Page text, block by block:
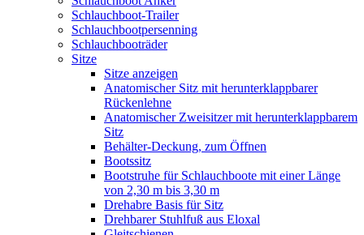
Schlauchboot-Trailer
Schlauchbootpersenning
Schlauchbooträder
Sitze
Sitze anzeigen
Anatomischer Sitz mit herunterklappbarer
Rückenlehne
Anatomischer Zweisitzer mit herunterklappbarem
Sitz
Behälter-Deckung, zum Öffnen
Bootssitz
Bootstruhe für Schlauchboote mit einer Länge
von 2,30 m bis 3,30 m
Drehabre Basis für Sitz
Drehbarer Stuhlfuß aus Eloxal